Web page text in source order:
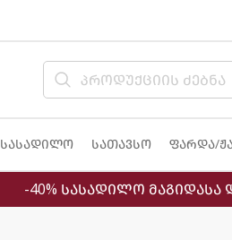
სასადილო სათავსო ფარდა/
-40% სასადილო მაგიდასა